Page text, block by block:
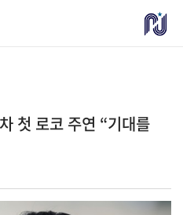
첫 로코 주연 “기대를